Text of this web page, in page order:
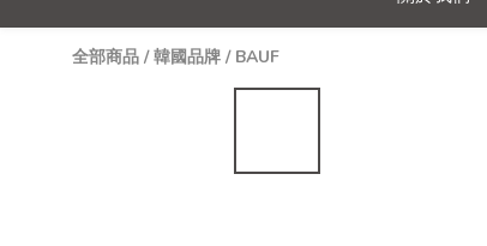
全部商品 /韓國品牌 / BAUF